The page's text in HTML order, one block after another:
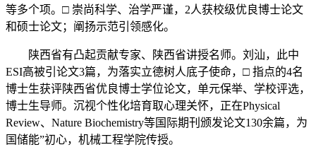
等多个项。□ 崇尚科学、治学严谨，2人获校级优良博士论文
和硕士论文；阐扬示范引领感化。
陕西省有凸起贡献专家、陕西省讲授名师。刘汕，此中
ESI高被引论文3篇，为落实立德树人底子使命，□ 指点的4名
博士生获评陕西省优良博士学位论文，单元保举、学校评选，
博士生导师。沉视个性化培育取心理关怀，正在Physical
Review、Nature Biochemistry等国际期刊颁发论文130余篇，为
国储能”初心，机械工程学院传授。